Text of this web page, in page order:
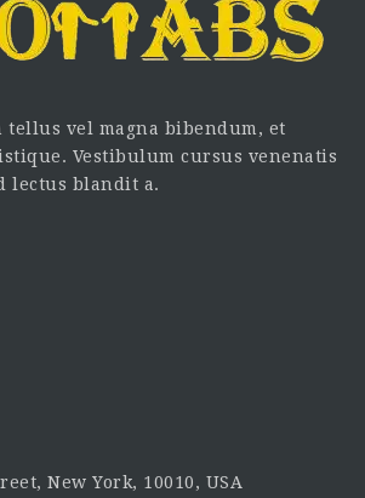
tellus vel magna bibendum, et
Vestibulum cursus venenatis
lectus blandit a.
New York, 10010, USA